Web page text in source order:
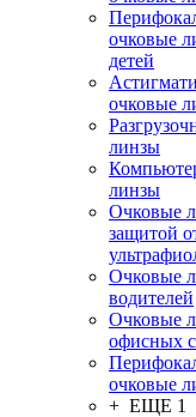
очковые
детей
очковые
линзы
линзы
Очковые
защитой
Очковые
водителей
Очковые
офисных
очковые
+ ЕЩЕ 1